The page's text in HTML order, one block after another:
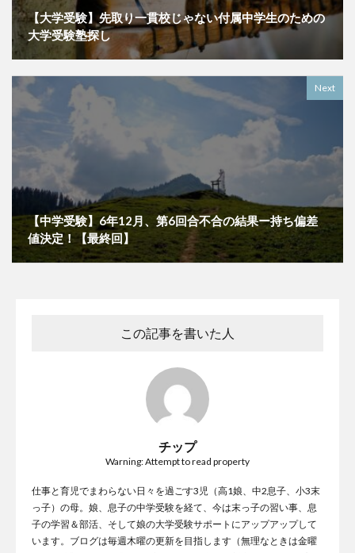
【大学受験】先取り一貫校じゃない付属中学生のための
大学受験塾探し
Next
【中学受験】6年12月、第6回合不合の結果ー持ち偏差
値決定！【最終回】
この記事を書いた人
チップ
Warning: Attempt to read property
仕事と育児でまわらない日々を過ごす3児（高1娘、中2息子、小3末
っ子）の母。娘、息子の中学受験を経て、今は末っ子の習い事、息
子の学習＆部活、そして娘の大学受験サポートにアップアップして
います。ブログは毎週木曜の更新を目指します（無理なときは金曜